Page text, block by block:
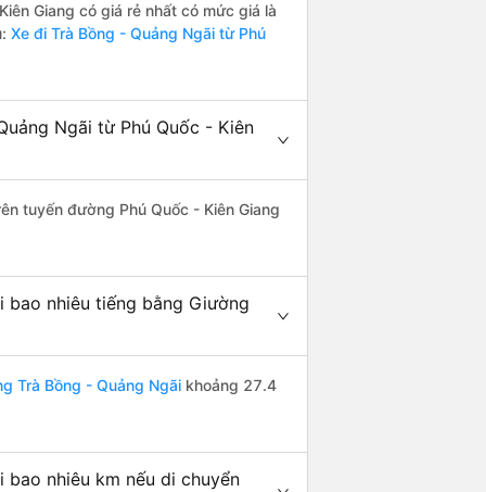
Giang có giá rẻ nhất có mức giá là
Xe đi Trà Bồng - Quảng Ngãi từ Phú
Ngãi từ Phú Quốc - Kiên
tuyến đường Phú Quốc - Kiên Giang
bao nhiêu tiếng bằng Giường
Trà Bồng - Quảng Ngãi khoảng 27.4
nhiêu km nếu di chuyển